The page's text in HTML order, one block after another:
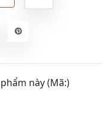
này (Mã:)